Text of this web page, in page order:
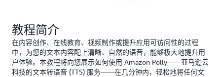
教程简介
在内容创作、在线教育、视频制作或提升应用可访问性的过程
中，为您的文本内容配上清晰、自然的语音，能够极大地提升用
户体验。本教程将向您展示如何使用 Amazon Polly——亚马逊云
科技的文本转语音 (TTS) 服务——在几分钟内，轻松地将任何文